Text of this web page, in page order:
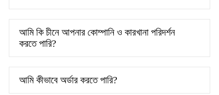
আমি কি চীনে আপনার কোম্পানি ও কারখানা পরিদর্শন
করতে পারি?
আমি কীভাবে অর্ডার করতে পারি?